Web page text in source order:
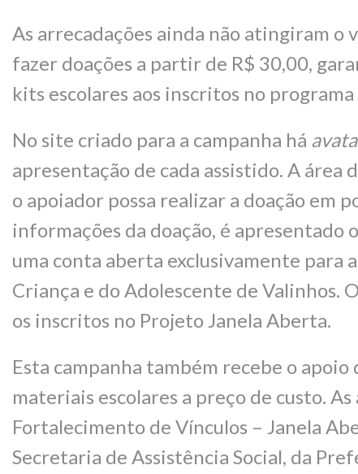
As arrecadações ainda não atingiram o
fazer doações a partir de R$ 30,00,
kits escolares aos inscritos no
No site criado para a campanha há
apresentação de cada assistido. A
o apoiador possa realizar a doação em
informações da doação, é apresentado
uma conta aberta exclusivamente para
Criança e do Adolescente de
os inscritos no Projeto Janela Aberta.
Esta campanha também recebe o
materiais escolares a preço de custo.
Fortalecimento de Vínculos – Janela
Secretaria de Assistência Social, da